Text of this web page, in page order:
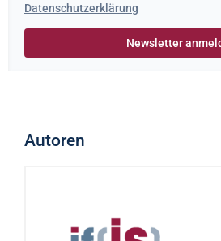
Datenschutzerklärung
Autoren